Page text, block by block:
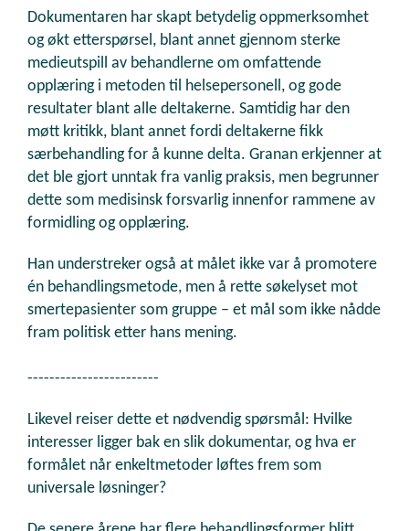
Dokumentaren har skapt betydelig oppmerksomhet
og økt etterspørsel, blant annet gjennom sterke
medieutspill av behandlerne om omfattende
opplæring i metoden til helsepersonell, og gode
resultater blant alle deltakerne. Samtidig har den
møtt kritikk, blant annet fordi deltakerne fikk
særbehandling for å kunne delta. Granan erkjenner at
det ble gjort unntak fra vanlig praksis, men begrunner
dette som medisinsk forsvarlig innenfor rammene av
formidling og opplæring.
Han understreker også at målet ikke var å promotere
én behandlingsmetode, men å rette søkelyset mot
smertepasienter som gruppe – et mål som ikke nådde
fram politisk etter hans mening.
------------------------
Likevel reiser dette et nødvendig spørsmål: Hvilke
interesser ligger bak en slik dokumentar, og hva er
formålet når enkeltmetoder løftes frem som
universale løsninger?